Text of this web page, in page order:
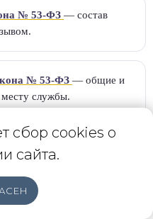
№ 53-ФЗ — состав
№ 53-ФЗ — общие и
месту службы.
срок решения о призыве.
Бесплатная
сбор cookies о
сайта.